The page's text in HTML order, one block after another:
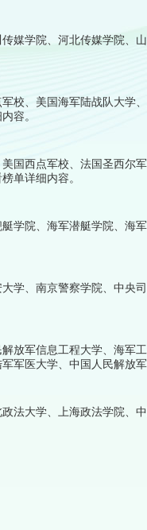
媒学院、河北传媒学院、
校、美国海军陆战队大学
容。
国西点军校、法国圣西尔
单详细内容。
学院、海军潜艇学院、海
学、南京警察学院、中央
放军信息工程大学、海军
军医大学、中国人民解放
法大学、上海政法学院、